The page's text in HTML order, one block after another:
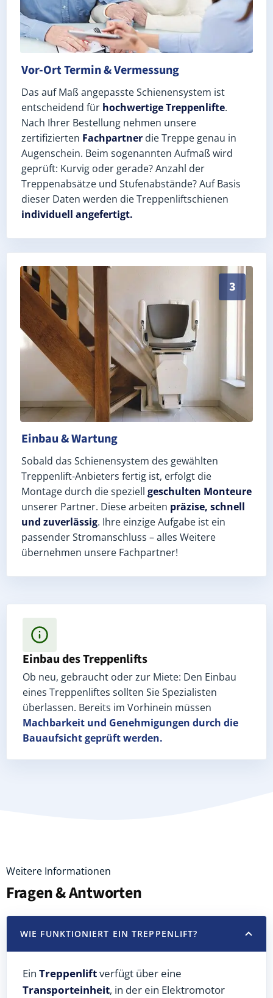
Vor-Ort Termin & Vermessung
Das auf Maß angepasste Schienensystem ist
entscheidend für hochwertige Treppenlifte.
Nach Ihrer Bestellung nehmen unsere
zertifizierten Fachpartner die Treppe genau in
Augenschein. Beim sogenannten Aufmaß wird
geprüft: Kurvig oder gerade? Anzahl der
Treppenabsätze und Stufenabstände? Auf Basis
dieser Daten werden die Treppenliftschienen
individuell angefertigt.
3
Schneller, sauberer Einbau durch zertifizierte
Einbau & Wartung
Sobald das Schienensystem des gewählten
Treppenlift-Anbieters fertig ist, erfolgt die
Montage durch die speziell geschulten Monteure
unserer Partner. Diese arbeiten präzise, schnell
und zuverlässig. Ihre einzige Aufgabe ist ein
passender Stromanschluss – alles Weitere
übernehmen unsere Fachpartner!
Einbau des Treppenlifts
Ob neu, gebraucht oder zur Miete: Den Einbau
eines Treppenliftes sollten Sie Spezialisten
überlassen. Bereits im Vorhinein müssen
Machbarkeit und Genehmigungen durch die
Bauaufsicht geprüft werden.
Weitere Informationen
Fragen & Antworten
WIE FUNKTIONIERT EIN TREPPENLIFT?
Ein Treppenliftverfügt über eine
Transporteinheit, in der ein Elektromotor